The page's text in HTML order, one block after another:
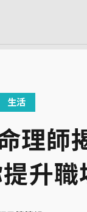
生活
理師
升職